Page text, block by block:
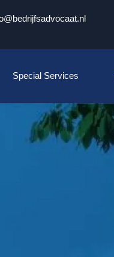
Special Services